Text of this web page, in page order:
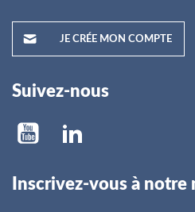
JE CRÉE MON COMPTE
Suivez-nous
Inscrivez-vous à